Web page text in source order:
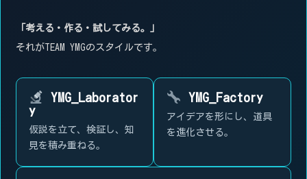
「考える・作る・試してみる。」
それがTEAM YMGのスタイルです。
YMG_Laborator
y
仮説を立て、検証し、知
見を積み重ねる。
YMG_Factory
アイデアを形にし、道具
を進化させる。